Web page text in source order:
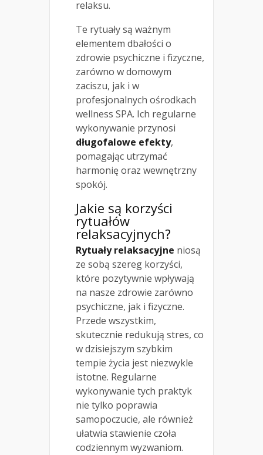
relaksu.
Te rytuały są ważnym
elementem dbałości o
zdrowie psychiczne i fizyczne,
zarówno w domowym
zaciszu, jak i w
profesjonalnych ośrodkach
wellness SPA. Ich regularne
wykonywanie przynosi
długofalowe efekty,
pomagając utrzymać
harmonię oraz wewnętrzny
spokój.
Jakie są korzyści
rytuałów
relaksacyjnych?
Rytuały relaksacyjne niosą
ze sobą szereg korzyści,
które pozytywnie wpływają
na nasze zdrowie zarówno
psychiczne, jak i fizyczne.
Przede wszystkim,
skutecznie redukują stres, co
w dzisiejszym szybkim
tempie życia jest niezwykle
istotne. Regularne
wykonywanie tych praktyk
nie tylko poprawia
samopoczucie, ale również
ułatwia stawienie czoła
codziennym wyzwaniom.